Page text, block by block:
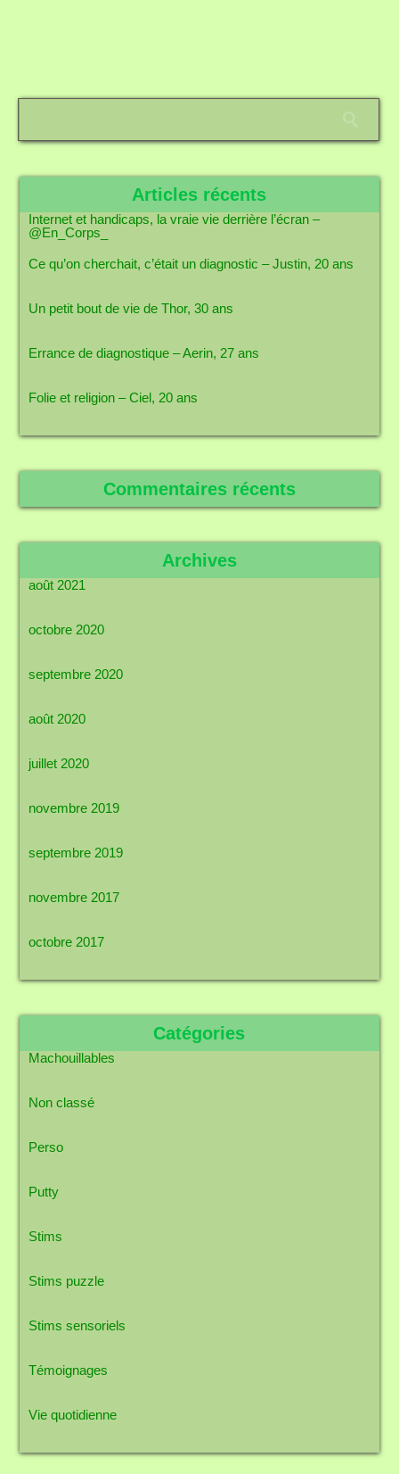
Articles récents
Internet et handicaps, la vraie vie derrière l’écran –
@En_Corps_
Ce qu’on cherchait, c’était un diagnostic – Justin, 20 ans
Un petit bout de vie de Thor, 30 ans
Errance de diagnostique – Aerin, 27 ans
Folie et religion – Ciel, 20 ans
Commentaires récents
Archives
août 2021
octobre 2020
septembre 2020
août 2020
juillet 2020
novembre 2019
septembre 2019
novembre 2017
octobre 2017
Catégories
Machouillables
Non classé
Perso
Putty
Stims
Stims puzzle
Stims sensoriels
Témoignages
Vie quotidienne